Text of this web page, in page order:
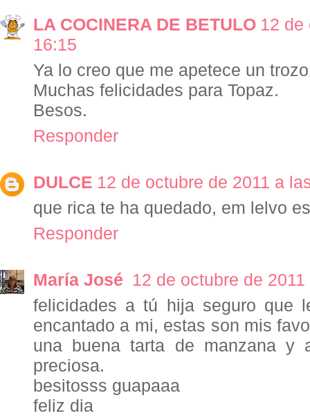
LA COCINERA DE BETULO 12 de
16:15
Ya lo creo que me apetece un
Muchas felicidades para Topaz.
Besos.
Responder
DULCE 12 de octubre de 2011 a
que rica te ha quedado, em lelvo
Responder
María José 12 de octubre de
felicidades a tú hija seguro que
encantado a mi, estas son mis
una buena tarta de manzana y
preciosa.
besitosss guapaaa
feliz dia